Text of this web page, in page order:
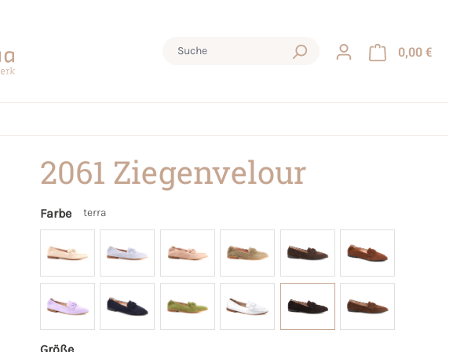
0,00 €
2061 Ziegenvelour
Farbe terra